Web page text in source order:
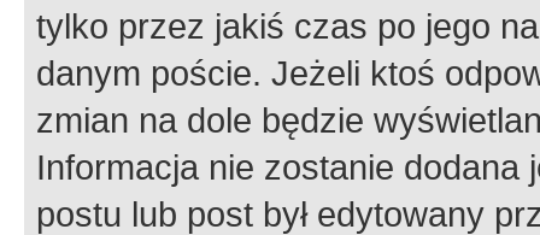
tylko przez jakiś czas po jego
danym poście. Jeżeli ktoś
zmian na dole będzie
Informacja nie zostanie dodana
postu lub post był edytowany